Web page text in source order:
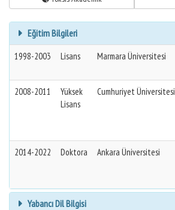
Eğitim Bilgileri
1998-2003 Lisans Marmara Üniversitesi
2008-2011
Yüksek
Lisans
Cumhuriyet Üniversitesi
2014-2022
Doktora Ankara Üniversitesi
Yabancı Dil Bilgisi